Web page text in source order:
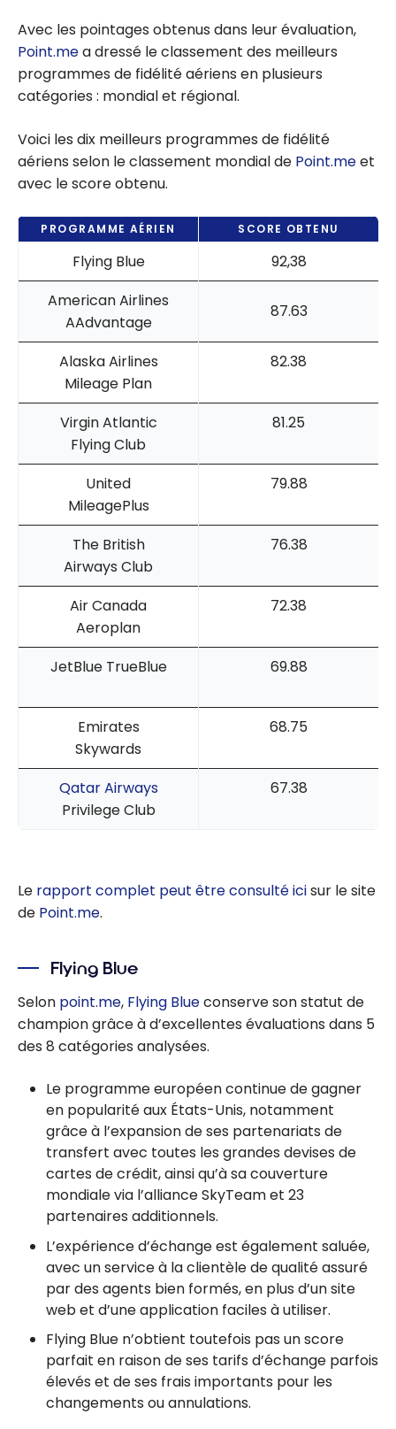
Avec les pointages obtenus dans leur évaluation,
Point.mea dressé le classement des meilleurs
programmes de fidélité aériens en plusieurs
catégories : mondial et régional.
Voici les dix meilleurs programmes de fidélité
aériens selon le classement mondial de Point.meet
avec le score obtenu.
PROGRAMME AÉRIEN SCORE OBTENU
Flying Blue
92,38
American Airlines
AAdvantage
87.63
Alaska Airlines
Mileage Plan
82.38
Virgin Atlantic
Flying Club
81.25
United
MileagePlus
79.88
The British
Airways Club
76.38
Air Canada
Aeroplan
72.38
JetBlue TrueBlue 69.88
Emirates
Skywards
68.75
Qatar Airways
Privilege Club
67.38
Le rapport complet peut être consulté icisur le site
de Point.me.
Flying Blue
Selon point.me, Flying Blueconserve son statut de
champion grâce à d’excellentes évaluations dans 5
des 8 catégories analysées.
Le programme européen continue de gagner
en popularité aux États-Unis, notamment
grâce à l’expansion de ses partenariats de
transfert avec toutes les grandes devises de
cartes de crédit, ainsi qu’à sa couverture
mondiale via l’alliance SkyTeam et 23
partenaires additionnels.
L’expérience d’échange est également saluée,
avec un service à la clientèle de qualité assuré
par des agents bien formés, en plus d’un site
web et d’une application faciles à utiliser.
Flying Blue n’obtient toutefois pas un score
parfait en raison de ses tarifs d’échange parfois
élevés et de ses frais importants pour les
changements ou annulations.